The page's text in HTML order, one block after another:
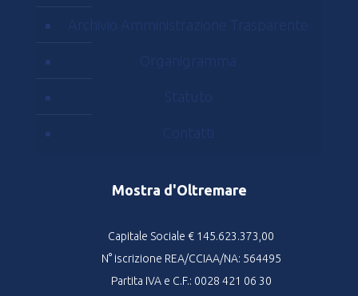
Archivio Amministrazione Trasparente
Organigramma
Statuto
Contatti
Mostra d'Oltremare
Capitale Sociale € 145.623.373,00
N° iscrizione REA/CCIAA/NA: 564495
Partita IVA e C.F.: 0028 421 06 30